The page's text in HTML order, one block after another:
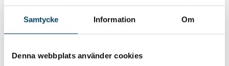
Samtycke Information Om
Denna webbplats använder cookies
Hub.